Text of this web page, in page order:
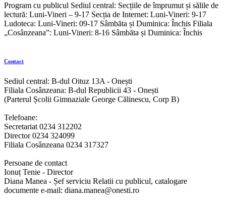
Program cu publicul Sediul central: Secțiile de împrumut și sălile de
lectură: Luni-Vineri – 9-17 Secția de Internet: Luni-Vineri: 9-17
Ludoteca: Luni-Vineri: 09-17 Sâmbăta și Duminica: Închis Filiala
„Cosânzeana”: Luni-Vineri: 8-16 Sâmbăta și Duminica: Închis
Contact
Sediul central: B-dul Oituz 13A - Onești
Filiala Cosânzeana: B-dul Republicii 43 - Onești
(Parterul Școlii Gimnaziale George Călinescu, Corp B)
Telefoane:
Secretariat 0234 312202
Director 0234 324099
Filiala Cosânzeana 0234 317327
Persoane de contact
Ionuț Tenie - Director
Diana Manea - Șef serviciu Relatii cu publicul, catalogare
documente e-mail: diana.manea@onesti.ro